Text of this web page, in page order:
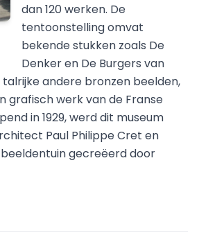
dan 120 werken. De
tentoonstelling omvat
bekende stukken zoals De
Denker en De Burgers van
andere bronzen beelden,
grafisch werk van de Franse
in 1929, werd dit museum
Paul Philippe Cret en
gecreëerd door